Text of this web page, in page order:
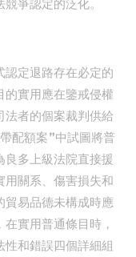
爭認定的泛化。
定退路存在必定的
實用應在鑒戒侵權
者的個案裁判供給
配額案”中試圖將普
多上級法院直接援
用關系、傷害損失和
貿易品德未構成時應
實用普通條目時，
性和錯誤四個詳細組